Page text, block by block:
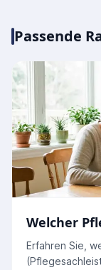
Passende
Welcher
Erfahren Sie,